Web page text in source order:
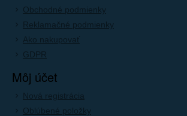
Obchodné podmienky
Reklamačné podmienky
Ako nakupovať
GDPR
Môj účet
Nová registrácia
Oblúbené položky